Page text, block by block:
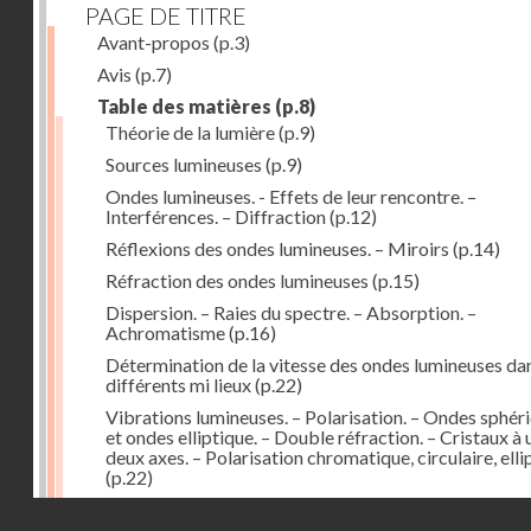
PAGE DE TITRE
Avant-propos (p.3)
Avis (p.7)
Table des matières (p.8)
Théorie de la lumière(p.9)
Sources lumineuses (p.9)
Ondes lumineuses. - Effets de leur rencontre. –
Interférences. – Diffraction(p.12)
Réflexions des ondes lumineuses. – Miroirs (p.14)
Réfraction des ondes lumineuses (p.15)
Dispersion. – Raies du spectre. – Absorption. –
Achromatisme(p.16)
Détermination de la vitesse des ondes lumineuses
différents mi lieux(p.22)
Vibrations lumineuses. – Polarisation. – Ondes
et ondes elliptique. – Double réfraction. – Cristaux à
deux axes. – Polarisation chromatique, circulaire,
(p.22)